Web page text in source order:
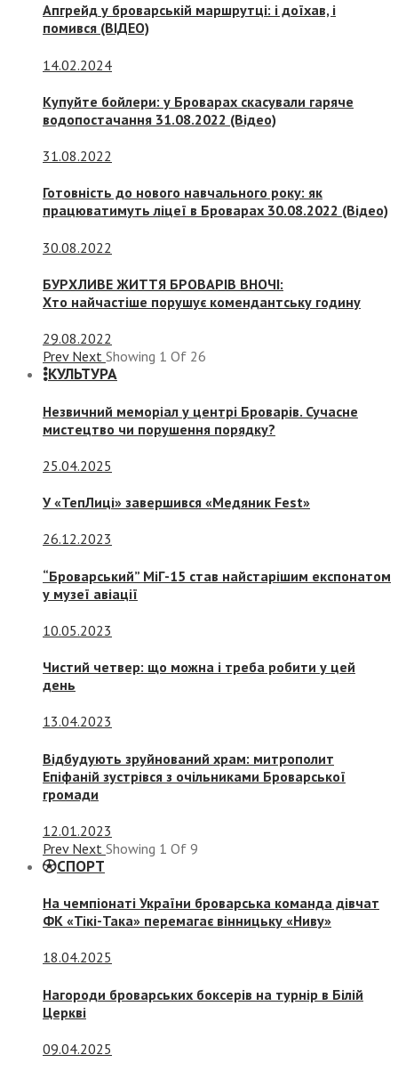
Апгрейд у броварській маршрутці: і доїхав, і
помився (ВІДЕО)
14.02.2024
Купуйте бойлери: у Броварах скасували гаряче
водопостачання 31.08.2022 (Відео)
31.08.2022
Готовність до нового навчального року: як
працюватимуть ліцеї в Броварах 30.08.2022 (Відео)
30.08.2022
БУРХЛИВЕ ЖИТТЯ БРОВАРІВ ВНОЧІ:
Хто найчастіше порушує комендантську годину
29.08.2022
Prev Next Showing 1 Of 26
КУЛЬТУРА
Незвичний меморіал у центрі Броварів. Сучасне
мистецтво чи порушення порядку?
25.04.2025
У «ТепЛиці» завершився «Медяник Fest»
26.12.2023
“Броварський” МіГ-15 став найстарішим експонатом
у музеї авіації
10.05.2023
Чистий четвер: що можна і треба робити у цей
день
13.04.2023
Відбудують зруйнований храм: митрополит
Епіфаній зустрівся з очільниками Броварської
громади
12.01.2023
Prev Next Showing 1 Of 9
СПОРТ
На чемпіонаті України броварська команда дівчат
ФК «Тікі-Така» перемагає вінницьку «Ниву»
18.04.2025
Нагороди броварських боксерів на турнір в Білій
Церкві
09.04.2025